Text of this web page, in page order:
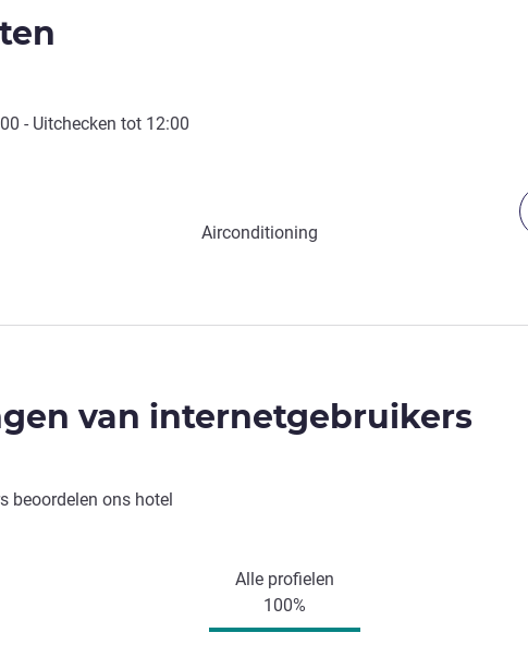
- Uitchecken tot 12:00
Airconditioning
van internetgebruikers
beoordelen ons hotel
Alle profielen
100%